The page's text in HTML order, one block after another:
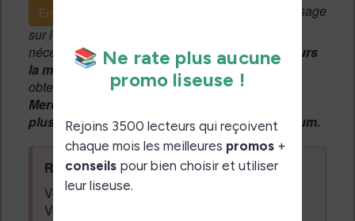
Envoyer le message
Si c'est votre premier message
sur le forum, une
nécessaire. A l'avenir vous devrezutiliser toujours
la même adresse emailpour vos messages et
obtenir une validation instantannée.
Merci de patienter, votre message peut mettre
plusieurs heures avant d'apparaître sur le forum.
Règles du forum à respecter:
Vous ne devez pas écrire n'importe quoi.
Vous devez respecter les personnes qui